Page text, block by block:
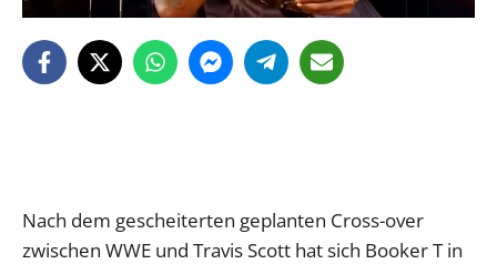
Nach dem gescheiterten geplanten Cross-over
zwischen WWE und Travis Scott hat sich Booker T in